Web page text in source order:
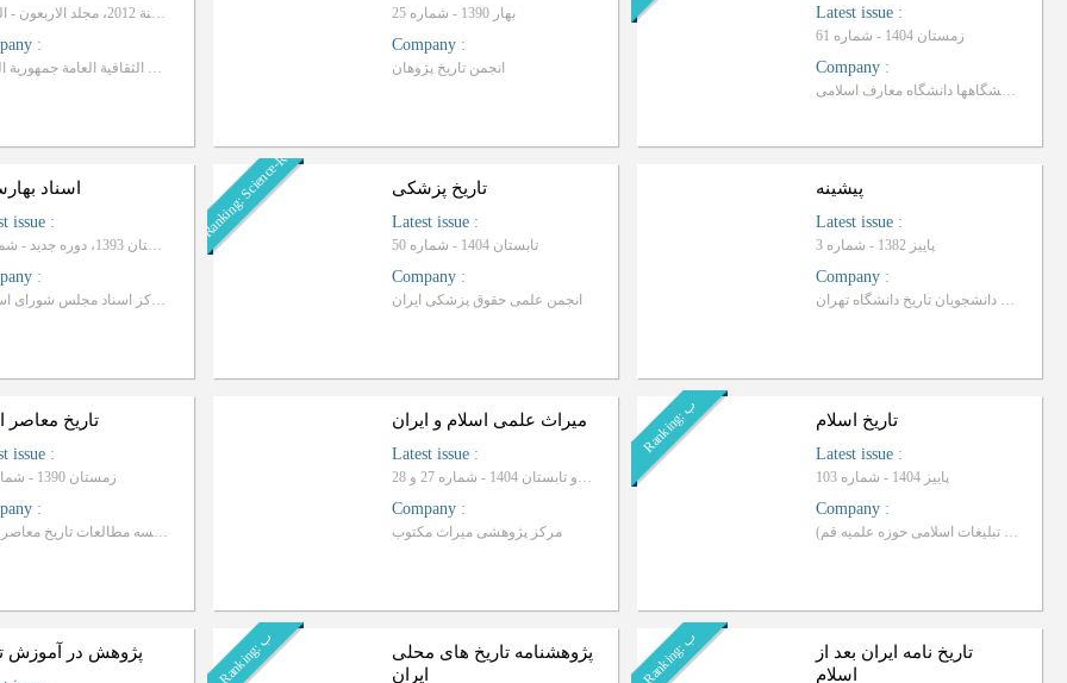
السنة 2012، مجلد الاربعون - العدد 1
:
تصدرها وزارة الثقافة و الاعلام- دار الشئون الثقافية العامة جمهورية العراق
بهار 1390 - شماره 25
Company :
انجمن تاريخ پژوهان
Latest issue :
زمستان 1404 - شماره 61
Company :
نهاد نمایندگی مقام معظم رهبری در دانشگاهها دانشگاه معارف اسلامی
اسناد
issue :
پاییز و زمستان 1393، دوره جدید - شماره 5
:
کتابخانه، موزه و مرکز اسناد مجلس شورای اسلامی
Ranking: Science-Research تاریخ پزشکی
Latest issue :
تابستان 1404 - شماره 50
Company :
انجمن علمی حقوق پزشکی ایران
پیشینه
Latest issue :
پاییز 1382 - شماره 3
Company :
هسته علمی دانشجویان تاریخ دانشگاه تهران
تاریخ معاصر
issue :
زمستان 1390 - شماره 60
:
موسسه مطالعات تاريخ معاصر ايران
میراث علمی اسلام و ایران
Latest issue :
بهار و تابستان 1404 - شماره 27 و 28
Company :
مرکز پژوهشی میراث مکتوب
R
a
n
k
i
n
g
:ب
تاریخ اسلام
Latest issue :
پاییز 1404 - شماره 103
Company :
دانشگاه باقر العلوم ( وابسته به دفتر تبلیغات اسلامی حوزه علمیه قم)
پژوهش در آموزش R
a
n
k
i
n
g
:ب
پژوهشنامه تاریخ های محلی
ایران
R
a
n
k
i
n
g
:ب
تاریخ نامه ایران بعد از
اسلام